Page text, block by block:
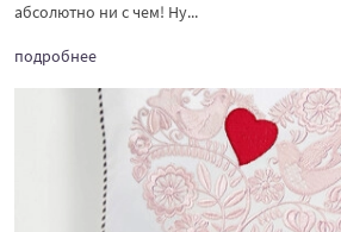
абсолютно ни с чем! Ну...
подробнее